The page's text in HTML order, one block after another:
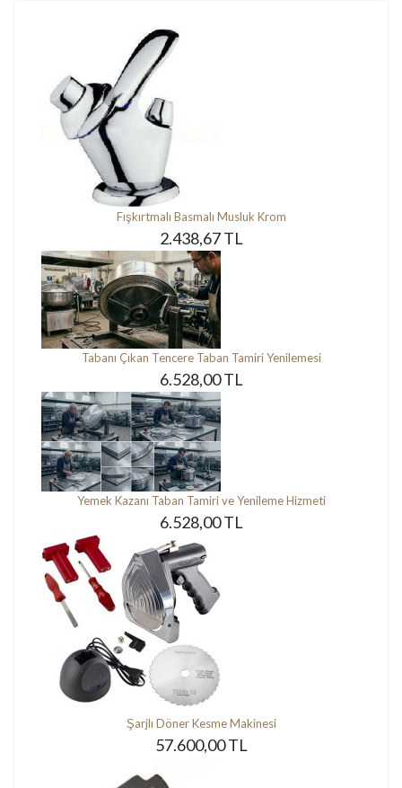
Fışkırtmalı Basmalı Musluk Krom
2.438,67 TL
Tabanı Çıkan Tencere Taban Tamiri Yenilemesi
6.528,00 TL
Yemek Kazanı Taban Tamiri ve Yenileme Hizmeti
6.528,00 TL
Şarjlı Döner Kesme Makinesi
57.600,00 TL